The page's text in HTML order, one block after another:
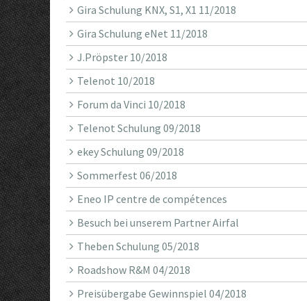
Gira Schulung KNX, S1, X1 11/2018
Gira Schulung eNet 11/2018
J.Pröpster 10/2018
Telenot 10/2018
Forum da Vinci 10/2018
Telenot Schulung 09/2018
ekey Schulung 09/2018
Sommerfest 06/2018
Eneo IP centre de compétences
Besuch bei unserem Partner Airfal
Theben Schulung 05/2018
Roadshow R&M 04/2018
Preisübergabe Gewinnspiel 04/2018